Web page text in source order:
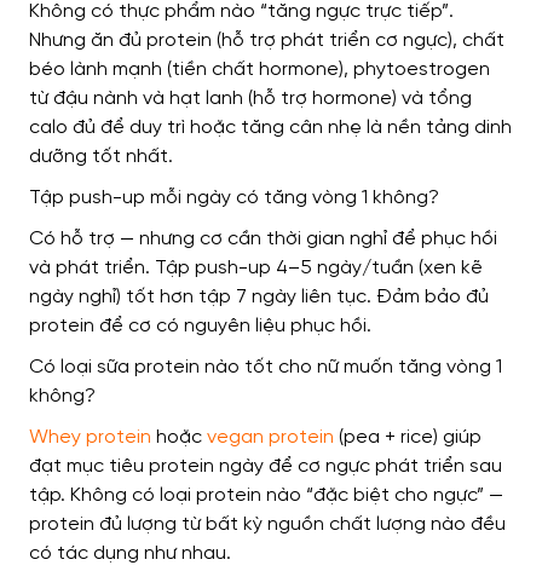
Không có thực phẩm nào “tăng ngực trực tiếp”.
Nhưng ăn đủ protein (hỗ trợ phát triển cơ ngực), chất
béo lành mạnh (tiền chất hormone), phytoestrogen
từ đậu nành và hạt lanh (hỗ trợ hormone) và tổng
calo đủ để duy trì hoặc tăng cân nhẹ là nền tảng dinh
dưỡng tốt nhất.
Tập push-up mỗi ngày có tăng vòng 1 không?
Có hỗ trợ — nhưng cơ cần thời gian nghỉ để phục hồi
và phát triển. Tập push-up 4–5 ngày/tuần (xen kẽ
ngày nghỉ) tốt hơn tập 7 ngày liên tục. Đảm bảo đủ
protein để cơ có nguyên liệu phục hồi.
Có loại sữa protein nào tốt cho nữ muốn tăng vòng 1
không?
Whey protein hoặc vegan protein (pea + rice) giúp
đạt mục tiêu protein ngày để cơ ngực phát triển sau
tập. Không có loại protein nào “đặc biệt cho ngực” —
protein đủ lượng từ bất kỳ nguồn chất lượng nào đều
có tác dụng như nhau.